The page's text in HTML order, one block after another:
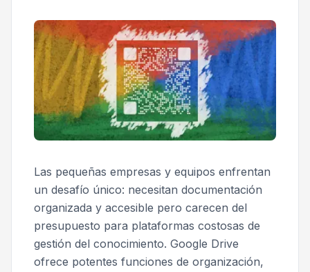
Las pequeñas empresas y equipos enfrentan
un desafío único: necesitan documentación
organizada y accesible pero carecen del
presupuesto para plataformas costosas de
gestión del conocimiento. Google Drive
ofrece potentes funciones de organización,